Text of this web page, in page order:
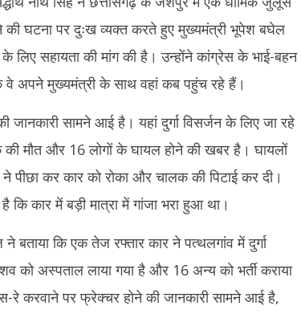
शुरुआत, सेंसेक्स 163 अंक
IT और रियल्टी पर
'कुछ साल पेट्रोल-डीजल की गाड़ियां खरीदने से
बचें', E20 नीति पर केजरीवाल ने केंद्र को घेरा
October
15,
2021
की घटना पर दुःख व्यक्त करते हुए मुख्यमंत्री भूपेश बघेल
लिए सहायता की मांग की है। उन्होंने कांग्रेस के भाई-बहन
वे अपने मुख्यमंत्री के साथ वहां कब पहुंच रहे हैं।
सामने आई है। यहां दुर्गा विसर्जन के लिए जा रहे
मौत और 16 लोगों के घायल होने की खबर है। घायलों
पीछा कर कार को रोका और चालक की पिटाई कर दी।
कि कार में बड़ी मात्रा में गांजा भरा हुआ था।
बताया कि एक तेज रफ्तार कार ने पत्थलगांव में दुर्गा
को अस्पताल लाया गया है और 16 अन्य को भर्ती कराया
रे करवाने पर फ्रेक्चर होने की जानकारी सामने आई है,